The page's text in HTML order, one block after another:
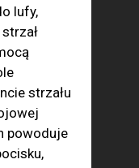
lufy,
strzału
powoduje